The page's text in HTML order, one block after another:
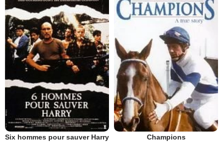
Six hommes pour sauver Harry Champions